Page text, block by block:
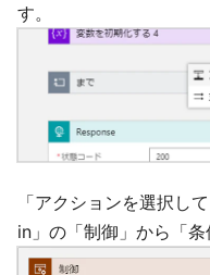
す。
「アクションを選択し
in」の「制御」から「条